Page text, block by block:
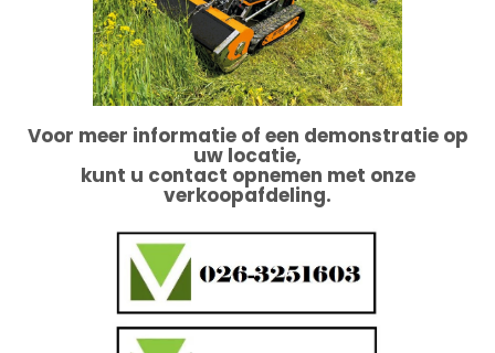
Voor meer informatie of een demonstratie op
uw locatie,
kunt u contact opnemen met onze
verkoopafdeling.